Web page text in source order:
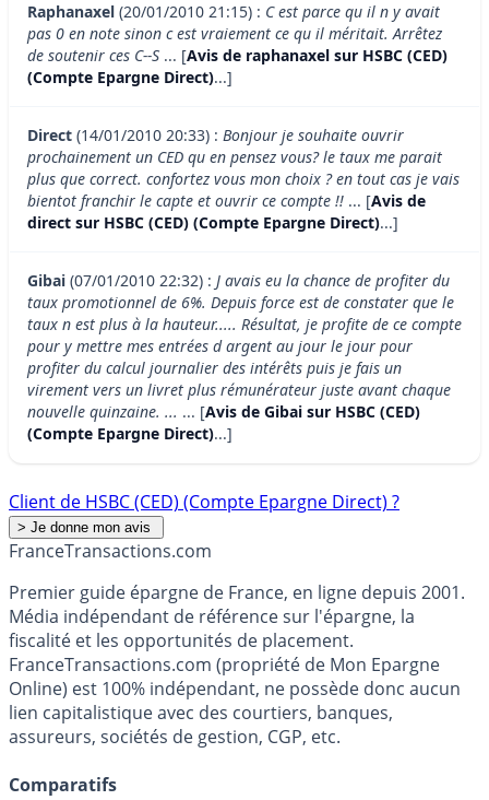
Raphanaxel (20/01/2010 21:15) : C est parce qu il n y avait
pas 0 en note sinon c est vraiement ce qu il méritait. Arrêtez
de soutenir ces C--S ... [Avis de raphanaxel sur HSBC (CED)
(Compte Epargne Direct)...]
Direct (14/01/2010 20:33) : Bonjour je souhaite ouvrir
prochainement un CED qu en pensez vous? le taux me parait
plus que correct. confortez vous mon choix ? en tout cas je vais
bientot franchir le capte et ouvrir ce compte !! ... [Avis de
direct sur HSBC (CED) (Compte Epargne Direct)...]
Gibai (07/01/2010 22:32) : J avais eu la chance de profiter du
taux promotionnel de 6%. Depuis force est de constater que le
taux n est plus à la hauteur..... Résultat, je profite de ce compte
pour y mettre mes entrées d argent au jour le jour pour
profiter du calcul journalier des intérêts puis je fais un
virement vers un livret plus rémunérateur juste avant chaque
nouvelle quinzaine. ... ... [Avis de Gibai sur HSBC (CED)
(Compte Epargne Direct)...]
Client de HSBC (CED) (Compte Epargne Direct) ?
FranceTransactions.com
Premier guide épargne de France, en ligne depuis 2001.
Média indépendant de référence sur l'épargne, la
fiscalité et les opportunités de placement.
FranceTransactions.com (propriété de Mon Epargne
Online) est 100% indépendant, ne possède donc aucun
lien capitalistique avec des courtiers, banques,
assureurs, sociétés de gestion, CGP, etc.
Comparatifs